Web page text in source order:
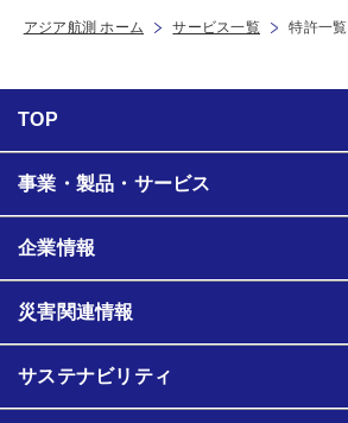
アジア航測 ホーム サービス一覧 特許一覧
TOP
事業・製品・サービス
企業情報
災害関連情報
サステナビリティ